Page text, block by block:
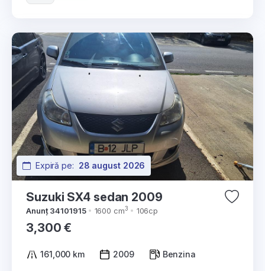
Expiră pe: 28 august 2026
Suzuki SX4 sedan 2009
Anunț 34101915 1600 cm3 106cp
3,300 €
161,000 km 2009 Benzina